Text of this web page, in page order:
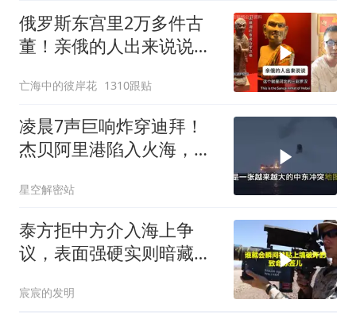
俄罗斯东宫里2万多件古
董！亲俄的人出来说说，
亡海中的彼岸花 1310跟贴
凌晨7声巨响炸穿迪拜！
杰贝阿里港陷入火海，美
彻底心寒
星空解密站
泰方拒中方介入海上争
议，表面强硬实则暗藏玄
宸宸的发明